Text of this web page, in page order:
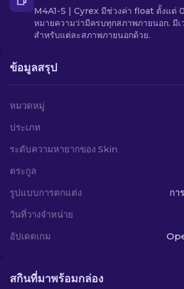
M4A1-S | Cyrex มีช่วงค่า float ตั้งแต่
หมายความว่ามีครบทุกสภาพภายนอก. มี
สำหรับแต่ละสภาพภายนอกด้วย.
ข้อมูลสรุป
หมวดหมู่
ประเภท
ระดับความหายากของ Skin
ตระกูล
รูปแบบการตกแต่ง
กา
วันที่วางจำหน่าย
อัปเดตเกม
สกินที่มาพร้อมกล่อง